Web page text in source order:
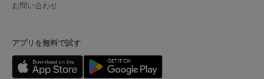
お問い合わせ
アプリを無料で試す